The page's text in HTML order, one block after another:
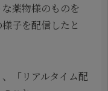
薬物様のものを
子を配信したと
「リアルタイム配